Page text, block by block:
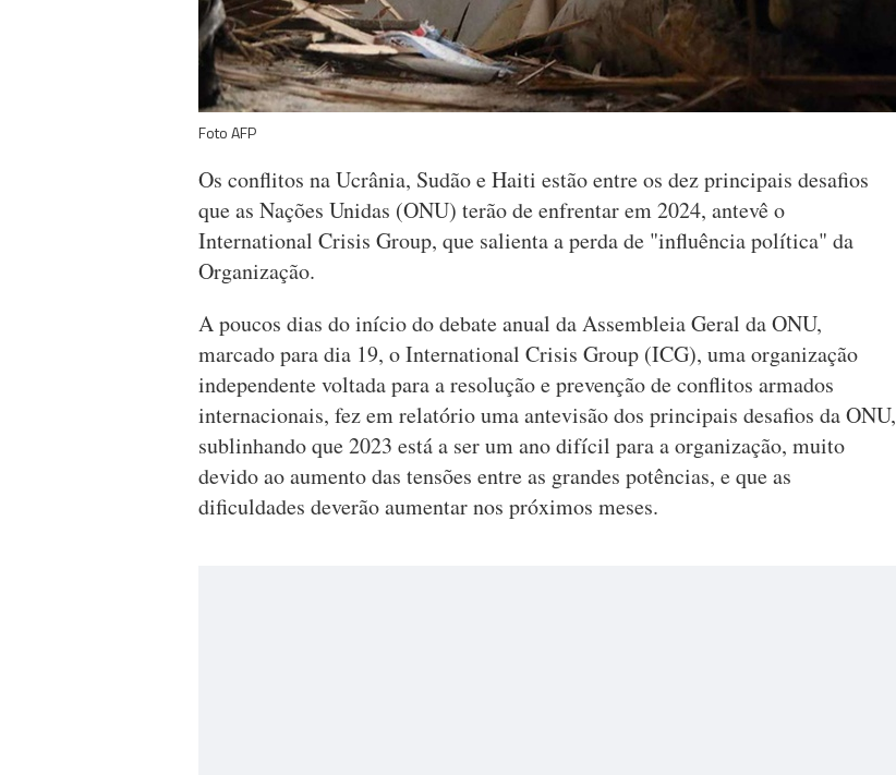
Foto AFP
Os conflitos na Ucrânia, Sudão e Haiti estão entre os dez principais desafios
que as Nações Unidas (ONU) terão de enfrentar em 2024, antevê o
International Crisis Group, que salienta a perda de "influência política" da
Organização.
A poucos dias do início do debate anual da Assembleia Geral da ONU,
marcado para dia 19, o International Crisis Group (ICG), uma organização
independente voltada para a resolução e prevenção de conflitos armados
internacionais, fez em relatório uma antevisão dos principais desafios da ONU,
sublinhando que 2023 está a ser um ano difícil para a organização, muito
devido ao aumento das tensões entre as grandes potências, e que as
dificuldades deverão aumentar nos próximos meses.